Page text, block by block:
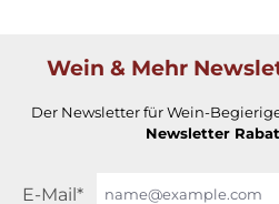
Wein & Mehr
Der Newsletter für Wein-
Newsletter
E-Mail*